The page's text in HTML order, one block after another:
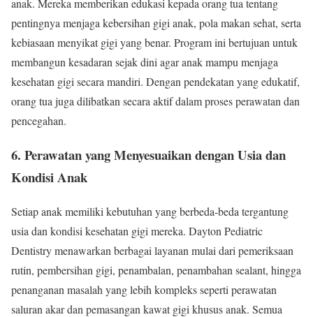
anak. Mereka memberikan edukasi kepada orang tua tentang
pentingnya menjaga kebersihan gigi anak, pola makan sehat, serta
kebiasaan menyikat gigi yang benar. Program ini bertujuan untuk
membangun kesadaran sejak dini agar anak mampu menjaga
kesehatan gigi secara mandiri. Dengan pendekatan yang edukatif,
orang tua juga dilibatkan secara aktif dalam proses perawatan dan
pencegahan.
6. Perawatan yang Menyesuaikan dengan Usia dan
Kondisi Anak
Setiap anak memiliki kebutuhan yang berbeda-beda tergantung
usia dan kondisi kesehatan gigi mereka. Dayton Pediatric
Dentistry menawarkan berbagai layanan mulai dari pemeriksaan
rutin, pembersihan gigi, penambalan, penambahan sealant, hingga
penanganan masalah yang lebih kompleks seperti perawatan
saluran akar dan pemasangan kawat gigi khusus anak. Semua